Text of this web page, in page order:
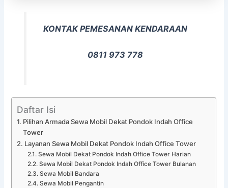
KONTAK PEMESANAN KENDARAAN
0811 973 778
Daftar Isi
Pilihan Armada Sewa Mobil Dekat Pondok Indah Office
Tower
Layanan Sewa Mobil Dekat Pondok Indah Office Tower
Sewa Mobil Dekat Pondok Indah Office Tower Harian
Sewa Mobil Dekat Pondok Indah Office Tower Bulanan
Sewa Mobil Bandara
Sewa Mobil Pengantin